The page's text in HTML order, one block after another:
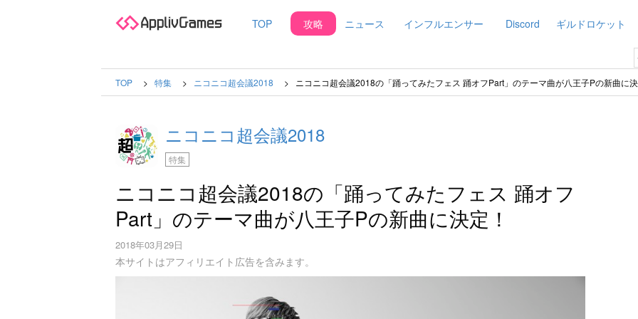
TOP 攻略 ニュース インフルエンサー Discord ギルドロケット
TOP 特集 ニコニコ超会議2018 ニコニコ超会議2018の「踊ってみたフェス 踊オフPart」のテーマ曲が八王子Pの新曲に
ニコニコ超会議2018
特集
ニコニコ超会議2018の「踊ってみたフェス 踊オフ
Part」のテーマ曲が八王子Pの新曲に決定！
2018年03月29日
本サイトはアフィリエイト広告を含みます。